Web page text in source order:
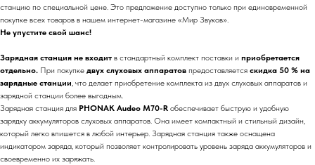
станцию по специальной цене. Это предложение доступно только при единовременной
покупке всех товаров в нашем интернет-магазине «Мир Звуков».
Не упустите свой шанс!
Зарядная станция не входит в стандартный комплект поставки и приобретается
отдельно. При покупке двух слуховых аппаратов предоставляется скидка 50 % на
зарядные станции, что делает приобретение комплекта из двух слуховых аппаратов и
зарядной станции более выгодным.
Зарядная станция для PHONAK Audeo М70-R обеспечивает быструю и удобную
зарядку аккумуляторов слуховых аппаратов. Она имеет компактный и стильный дизайн,
который легко впишется в любой интерьер. Зарядная станция также оснащена
индикатором заряда, который позволяет контролировать уровень заряда аккумуляторов и
своевременно их заряжать.